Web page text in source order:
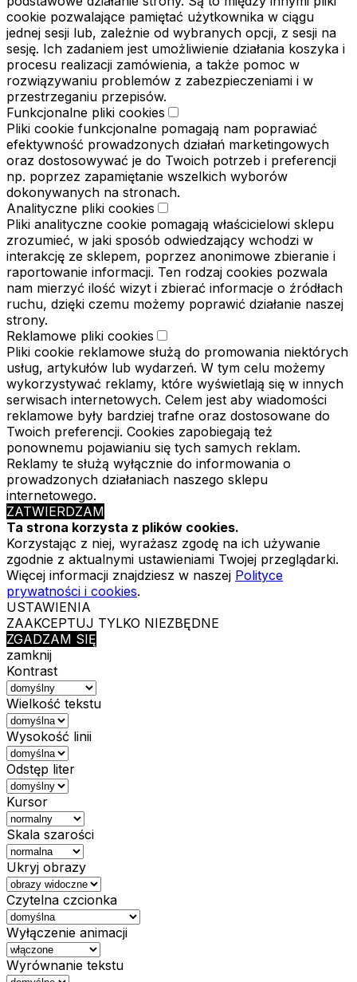
cookie pozwalające pamiętać użytkownika w ciągu
jednej sesji lub, zależnie od wybranych opcji, z sesji na
sesję. Ich zadaniem jest umożliwienie działania koszyka i
procesu realizacji zamówienia, a także pomoc w
rozwiązywaniu problemów z zabezpieczeniami i w
przestrzeganiu przepisów.
Funkcjonalne pliki cookies
Pliki cookie funkcjonalne pomagają nam poprawiać
efektywność prowadzonych działań marketingowych
oraz dostosowywać je do Twoich potrzeb i preferencji
np. poprzez zapamiętanie wszelkich wyborów
dokonywanych na stronach.
Analityczne pliki cookies
Pliki analityczne cookie pomagają właścicielowi sklepu
zrozumieć, w jaki sposób odwiedzający wchodzi w
interakcję ze sklepem, poprzez anonimowe zbieranie i
raportowanie informacji. Ten rodzaj cookies pozwala
nam mierzyć ilość wizyt i zbierać informacje o źródłach
ruchu, dzięki czemu możemy poprawić działanie naszej
strony.
Reklamowe pliki cookies
Pliki cookie reklamowe służą do promowania niektórych
usług, artykułów lub wydarzeń. W tym celu możemy
wykorzystywać reklamy, które wyświetlają się w innych
serwisach internetowych. Celem jest aby wiadomości
reklamowe były bardziej trafne oraz dostosowane do
Twoich preferencji. Cookies zapobiegają też
ponownemu pojawianiu się tych samych reklam.
Reklamy te służą wyłącznie do informowania o
prowadzonych działaniach naszego sklepu
internetowego.
ZATWIERDZAM
Ta strona korzysta z plików cookies.
Korzystając z niej, wyrażasz zgodę na ich używanie
zgodnie z aktualnymi ustawieniami Twojej przeglądarki.
Więcej informacji znajdziesz w naszej Polityce
prywatności i cookies.
USTAWIENIA
ZAAKCEPTUJ TYLKO NIEZBĘDNE
ZGADZAM SIĘ
zamknij
Kontrast
Wielkość tekstu
Wysokość linii
Odstęp liter
Kursor
Skala szarości
Ukryj obrazy
Czytelna czcionka
Wyłączenie animacji
Wyrównanie tekstu